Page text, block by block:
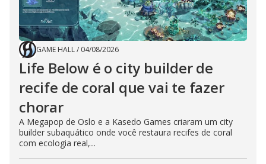
GAME HALL/ 04/08/2026
Life Below é o city builder de
recife de coral que vai te fazer
chorar
A Megapop de Oslo e a Kasedo Games criaram um city
builder subaquático onde você restaura recifes de coral
com ecologia real,...